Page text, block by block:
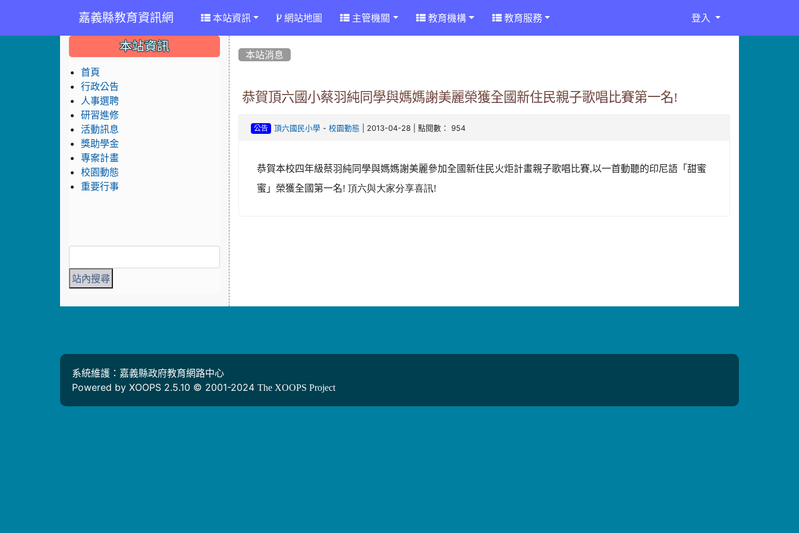
嘉義縣教育資訊網 本站資訊 網站地圖 主管機關 教育機構 教育服務 登入
本站消息
恭賀頂六國小蔡羽純同學與媽媽謝美麗榮獲全國新住民親子歌唱比賽第一名!
公告 頂六國民小學 - 校園動態 | 2013-04-28 | 點閱數： 954
恭賀本校四年級蔡羽純同學與媽媽謝美麗參加全國新住民火炬計畫親子歌唱比賽,以一首動聽的印尼語「甜蜜
蜜」榮獲全國第一名! 頂六與大家分享喜訊!
::: 本站資訊
首頁
行政公告
人事選聘
研習進修
活動訊息
獎助學金
專案計畫
校園動態
重要行事
系統維護：嘉義縣政府教育網路中心
Powered by XOOPS 2.5.10 © 2001-2024 The XOOPS Project